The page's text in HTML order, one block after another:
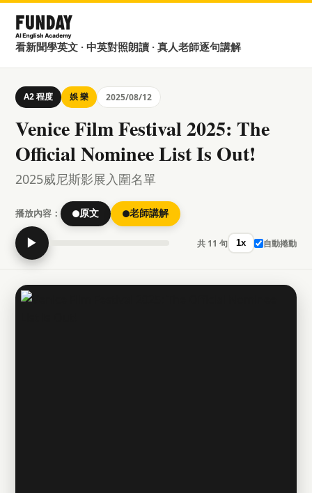
看新聞學英文 · 中英對照朗讀 · 真人老師逐句講解
A2 程度 娛 樂 2025/08/12
Venice Film Festival 2025: The
Official Nominee List Is Out!
2025威尼斯影展入圍名單
播放內容： 原文 老師講解
▶ 共 11 句 1x 自動捲動